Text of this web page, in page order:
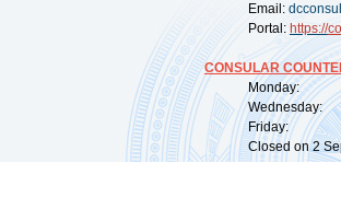
Email:
Portal: https://
CONSULAR
Monday:
Wednesday:
Friday:
Closed on 2